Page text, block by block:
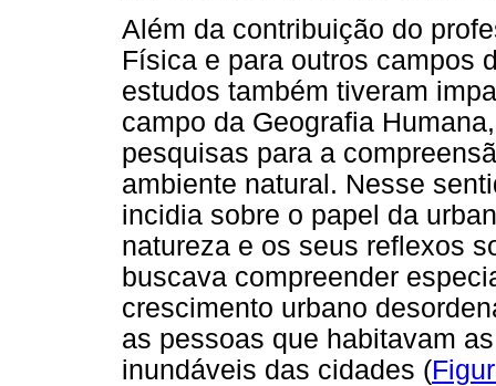
Além da contribuição do
Física e para outros campos
estudos também tiveram
campo da Geografia
pesquisas para a
ambiente natural. Nesse
incidia sobre o papel da
natureza e os seus reflexos
buscava compreender
crescimento urbano
as pessoas que habitavam
inundáveis das cidades (